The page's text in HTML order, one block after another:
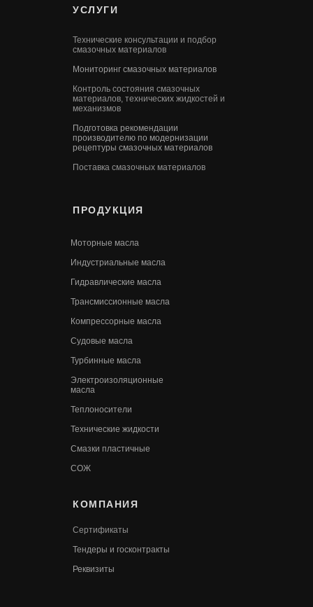
УСЛУГИ
Технические консультации и подбор
смазочных материалов
Мониторинг смазочных материалов
Контроль состояния смазочных
материалов, технических жидкостей и
механизмов
Подготовка рекомендации
производителю по модернизации
рецептуры смазочных материалов
Поставка смазочных материалов
ПРОДУКЦИЯ
КОМПАНИЯ
Моторные масла
Индустриальные масла
Гидравлические масла
Трансмиссионные масла
Компрессорные масла
Судовые масла
Турбинные масла
Электроизоляционные
масла
Теплоносители
Технические жидкости
Смазки пластичные
СОЖ
Сертификаты
Тендеры и госконтракты
Реквизиты